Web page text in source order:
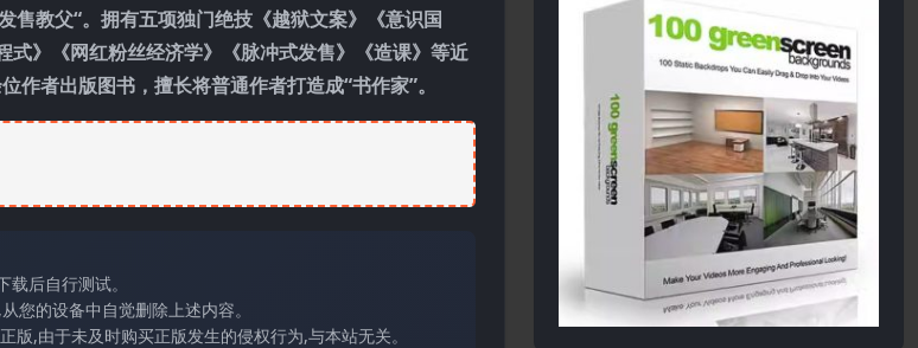
售教父“。拥有五项独门绝技《越狱文案》《意识国
》《网红粉丝经济学》《脉冲式发售》《造课》等近
者出版图书，擅长将普通作者打造成“书作家”。
后自行测试。
您的设备中自觉删除上述内容。
,由于未及时购买正版发生的侵权行为,与本站无关。